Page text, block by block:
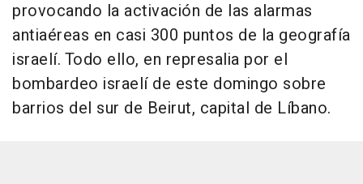
provocando la activación de las alarmas
antiaéreas en casi 300 puntos de la geografía
israelí. Todo ello, en represalia por el
bombardeo israelí de este domingo sobre
barrios del sur de Beirut, capital de Líbano.